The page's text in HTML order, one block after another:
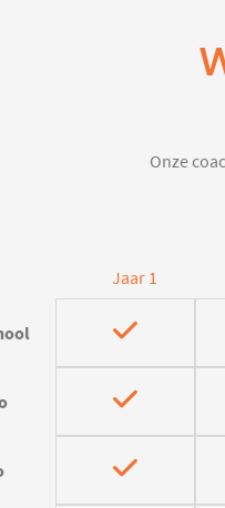
Onze
Jaar 1